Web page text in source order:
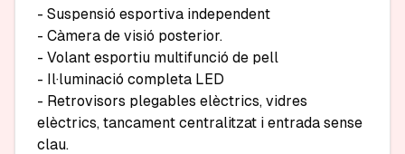
- Suspensió esportiva independent
- Càmera de visió posterior.
- Volant esportiu multifunció de pell
- Il·luminació completa LED
- Retrovisors plegables elèctrics, vidres
elèctrics, tancament centralitzat i entrada sense
clau.